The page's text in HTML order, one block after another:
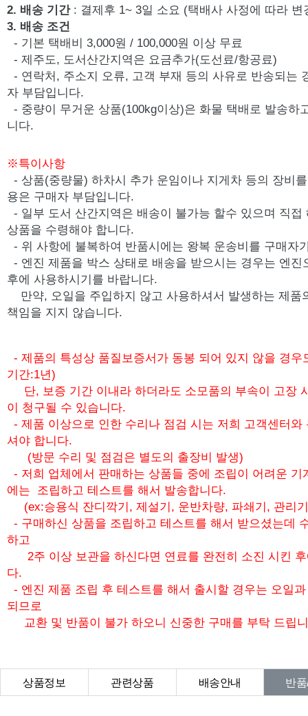
2. 배송 기간 : 결제후 1~ 3일 소요 (택배사 사정에 따라 변
3. 배송 조건
- 기본 택배비 3,000원 / 100,000원 이상 무료
- 제주도, 도서산간지역은 요금추가(도선료/항공료)
- 연락처, 주소지 오류, 고객 부재 등의 사유로 반송되는
자 부담입니다.
- 중량이 무거운 상품(100kg이상)은 화물 택배로 발송하
니다.
※특이사항
- 상품(중량물) 하차시 추가 운임이나 지게차 등의 장비
용은 구매자 부담입니다.
- 일부 도서 산간지역은 배송이 불가능 할수 있으며 직접
상품을 수령해야 합니다.
- 위 사항에 불복하여 반품시에는 왕복 운송비를 구매자
- 엔진 제품을 박스 상태로 배송을 받으시는 경우는 엔진
후에 사용하시기를 바랍니다.
만약, 오일을 주입하지 않고 사용하셔서 발생하는 제품
책임을 지지 않습니다.
- 제품의 특성상 품질보증서가 동봉 되어 있지 않을 경우
기간:1년)
단, 보증 기간 이내라 하더라도 소모품의 부속이 고장
이 청구될 수 있습니다.
- 제품 이상으로 인한 수리나 점검 시는 저희 고객센터와
셔야 합니다.
(방문 수리 및 점검은 별도의 출장비 발생)
- 저희 업체에서 판매하는 상품들 중에 조립이 어려운 기
에는 조립하고 테스트를 해서 발송합니다.
(ex:승용식 잔디깍기, 제설기, 운반차량, 파쇄기, 관리
- 구매하신 상품을 조립하고 테스트를 해서 받으셨는데
하고
2주 이상 보관을 하신다면 연료를 완전히 소진 시킨 후
다.
- 엔진 제품 조립 후 테스트를 해서 출시할 경우는 오일
되므로
교환 및 반품이 불가 하오니 신중한 구매를 부탁 드립
상품정보 관련상품 배송안내 반